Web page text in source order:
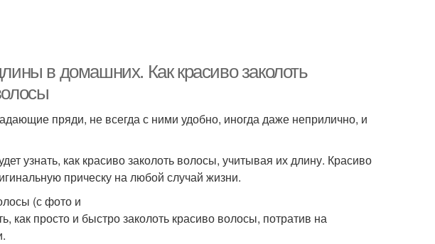
в домашних. Как красиво заколоть
пряди, не всегда с ними удобно, иногда даже неприлично, и
узнать, как красиво заколоть волосы, учитывая их длину. Красиво
прическу на любой случай жизни.
(с фото и
как просто и быстро заколоть красиво волосы, потратив на